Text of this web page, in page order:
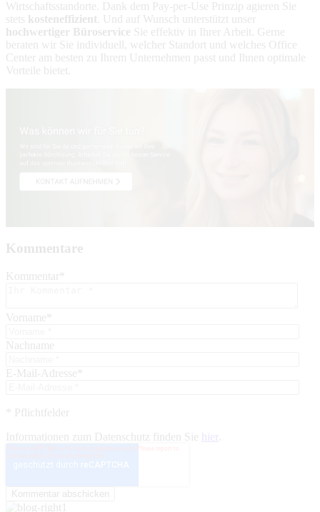
Wirtschaftsstandorte. Dank dem Pay-per-Use Prinzip agieren Sie
stets kosteneffizient
. Und auf Wunsch unterstützt unser
hochwertiger Büroservice Sie effektiv in Ihrer Arbeit. Gerne
beraten wir Sie individuell, welcher Standort und welches Office
Center am besten zu Ihrem Unternehmen passt und Ihnen optimale
Vorteile bietet.
Kommentare
Kommentar
Vorname
Nachname
E-Mail-Adresse
* Pflichtfelder
Informationen zum Datenschutz finden Sie
hier